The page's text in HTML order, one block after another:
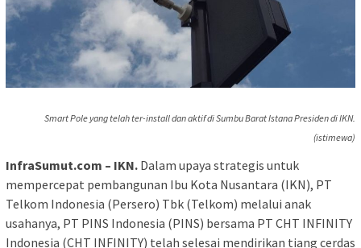
Smart Pole yang telah ter-install dan aktif di Sumbu Barat Istana Presiden di IKN.
(istimewa)
InfraSumut.com – IKN. Dalam upaya strategis untuk
mempercepat pembangunan Ibu Kota Nusantara (IKN), PT
Telkom Indonesia (Persero) Tbk (Telkom) melalui anak
usahanya, PT PINS Indonesia (PINS) bersama PT CHT INFINITY
Indonesia (CHT INFINITY) telah selesai mendirikan tiang cerdas